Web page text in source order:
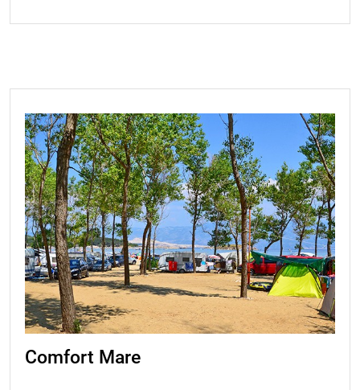
Comfort Mare